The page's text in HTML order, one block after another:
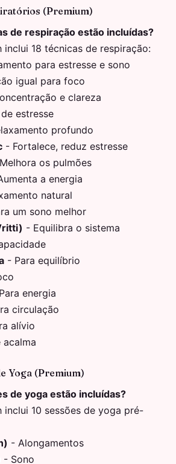
(Premium)
de respiração estão incluídas?
inclui 18 técnicas de respiração:
para estresse e sono
igual para foco
e clareza
estresse
profundo
- Fortalece, reduz estresse
Melhora os pulmões
a energia
natural
um sono melhor
- Equilibra o sistema
- Para equilíbrio
Para energia
circulação
alívio
acalma
Yoga (Premium)
de yoga estão incluídas?
inclui 10 sessões de yoga pré-
- Alongamentos
- Sono